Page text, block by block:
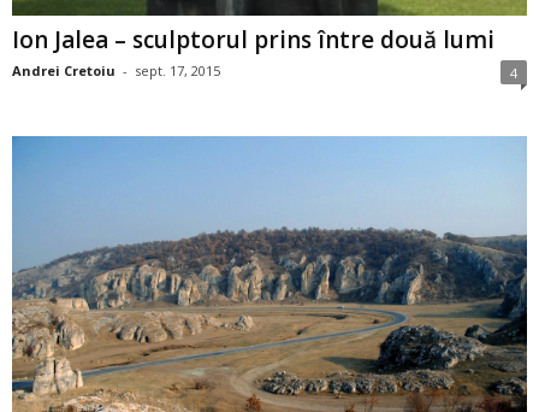
Ion Jalea – sculptorul prins între două lumi
Andrei Cretoiu - sept. 17, 2015 4